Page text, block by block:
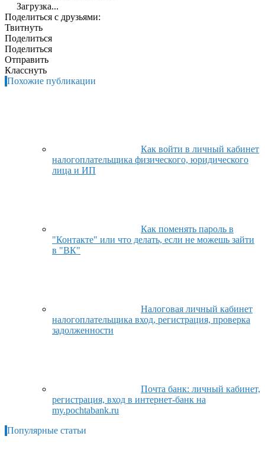
Загрузка...
Поделиться с друзьями:
Твитнуть
Поделиться
Поделиться
Отправить
Класснуть
Похожие публикации
Как войти в личный кабинет
налогоплательщика физического, юридического
лица и ИП
Как поменять пароль в
"Контакте" или что делать, если не можешь зайти
в "ВК"
Налоговая личный кабинет
налогоплательщика вход, регистрация, проверка
задолженности
Почта банк: личный кабинет,
регистрация, вход в интернет-банк на
my.pochtabank.ru
Популярные статьи